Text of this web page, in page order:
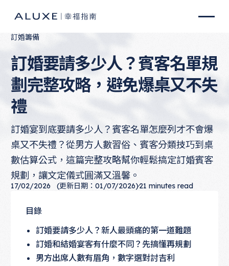
訂婚籌備
訂婚要請多少人？賓客名單規
劃完整攻略，避免爆桌又不失
禮
訂婚宴到底要請多少人？賓客名單怎麼列才不會爆
桌又不失禮？從男方人數習俗、賓客分類技巧到桌
數估算公式，這篇完整攻略幫你輕鬆搞定訂婚賓客
規劃，讓文定儀式圓滿又溫馨。
17/02/2026 (更新日期：01/07/2026)21 minutes read
目錄
訂婚要請多少人？新人最頭痛的第一道難題
訂婚和結婚宴客有什麼不同？先搞懂再規劃
男方出席人數有眉角，數字選對討吉利